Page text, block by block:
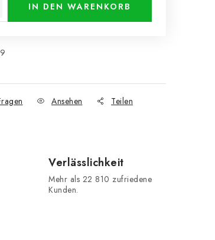
IN DEN WARENKORB
Ansehen Teilen
Verlässlichkeit
Mehr als 22 810 zufriedene
Kunden.